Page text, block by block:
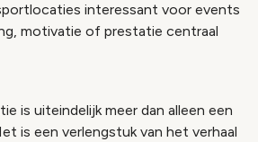
interessant voor events
motivatie of prestatie centraal
is uiteindelijk meer dan alleen een
is een verlengstuk van het verhaal